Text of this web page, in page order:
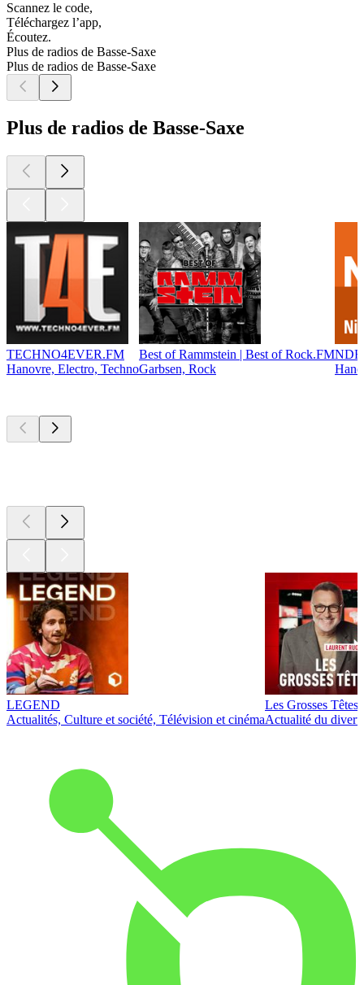
Scannez le code,
Téléchargez l’app,
Écoutez.
Plus de radios de Basse-Saxe
Plus de radios de Basse-Saxe
Plus de radios de Basse-Saxe
TECHNO4EVER.FM
Hanovre, Electro, Techno
Best of Rammstein | Best of Rock.FM
Garbsen, Rock
NDR
LEGEND
Actualités, Culture et société, Télévision et cinéma
Les Grosses Têtes
Actualité du